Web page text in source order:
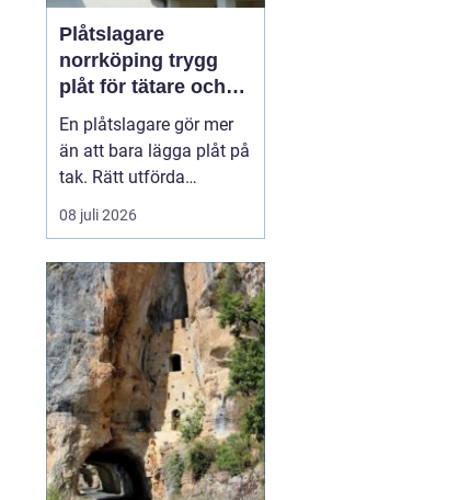
Plåtslagare
norrköping trygg
plåt för tätare och
hållbarare hus
En plåtslagare gör mer
än att bara lägga plåt på
tak. Rätt utförda
plåtarbeten skyddar
huset mot läckage, röta
energiförluster under
många år framåt. I
Norrköping, där vädret
växlar mellan snö, regn
och blåst, blir kvaliteten
på plåtarbet...
08 juli 2026